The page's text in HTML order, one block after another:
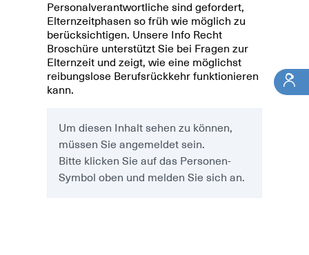
Personalverantwortliche sind gefordert,
Elternzeitphasen so früh wie möglich zu
berücksichtigen. Unsere Info Recht
Broschüre unterstützt Sie bei Fragen zur
Elternzeit und zeigt, wie eine möglichst
reibungslose Berufsrückkehr funktionieren
kann.
Um diesen Inhalt sehen zu können,
müssen Sie angemeldet sein.
Bitte klicken Sie auf das Personen-
Symbol oben und melden Sie sich an.